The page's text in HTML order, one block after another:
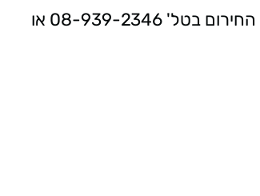
לפרטים נוספים צרו קשר עם לידור יעקב שמבה ממח' החירום בטל' 08-939-2346 או